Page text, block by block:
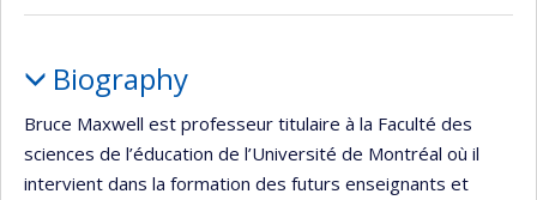
Biography
Bruce Maxwell est professeur titulaire à la Faculté des
sciences de l’éducation de l’Université de Montréal où il
intervient dans la formation des futurs enseignants et